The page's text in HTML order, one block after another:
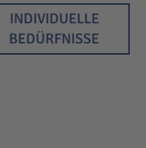
INDIVIDUELLE
BEDÜRFNISSE